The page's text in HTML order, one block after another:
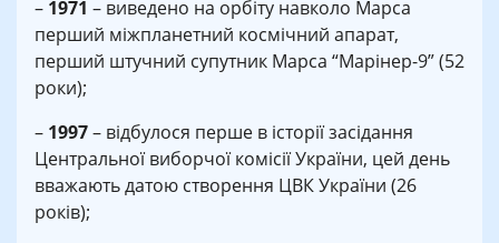
– 1971 – виведено на орбіту навколо Марса
перший міжпланетний космічний апарат,
перший штучний супутник Марса “Марінер-9” (52
роки);
– 1997– відбулося перше в історії засідання
Центральної виборчої комісії України, цей день
вважають датою створення ЦВК України (26
років);